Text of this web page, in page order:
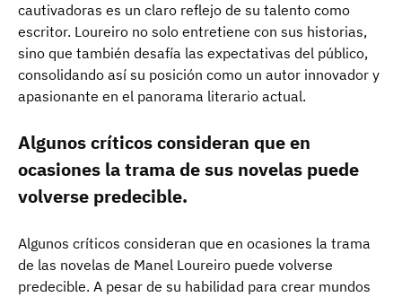
cautivadoras es un claro reflejo de su talento como
escritor. Loureiro no solo entretiene con sus historias,
sino que también desafía las expectativas del público,
consolidando así su posición como un autor innovador y
apasionante en el panorama literario actual.
Algunos críticos consideran que en
ocasiones la trama de sus novelas puede
volverse predecible.
Algunos críticos consideran que en ocasiones la trama
de las novelas de Manel Loureiro puede volverse
predecible. A pesar de su habilidad para crear mundos